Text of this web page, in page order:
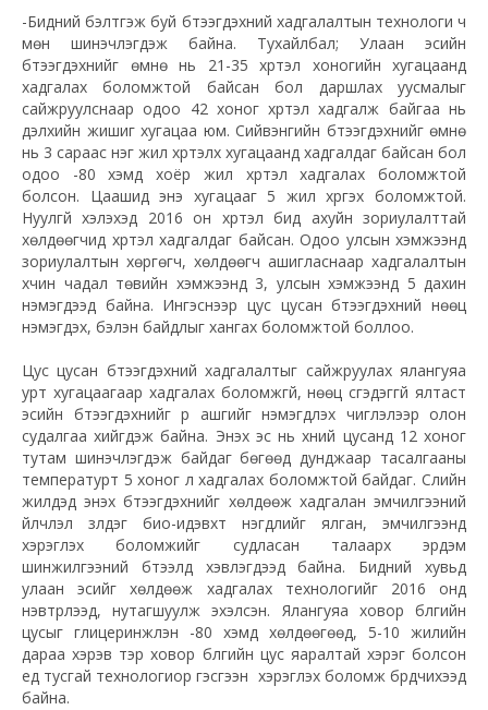
-Бидний бэлтгэж буй бүтээгдэхүүний хадгалалтын технологи ч
мөн шинэчлэгдэж байна. Тухайлбал; Улаан эсийн
бүтээгдэхүүнийг өмнө нь 21-35 хүртэл хоногийн хугацаанд
хадгалах боломжтой байсан бол даршлах уусмалыг
сайжруулснаар одоо 42 хоног хүртэл хадгалж байгаа нь
дэлхийн жишиг хугацаа юм. Сийвэнгийн бүтээгдэхүүнийг өмнө
нь 3 сараас нэг жил хүртэлх хугацаанд хадгалдаг байсан бол
одоо -80 хэмд хоёр жил хүртэл хадгалах боломжтой
болсон. Цаашид энэ хугацааг 5 жил хүргэх боломжтой.
Нуулгүй хэлэхэд 2016 он хүртэл бид ахуйн зориулалттай
хөлдөөгчид хүртэл хадгалдаг байсан. Одоо улсын хэмжээнд
зориулалтын хөргөгч, хөлдөөгч ашигласнаар хадгалалтын
хүчин чадал төвийн хэмжээнд 3, улсын хэмжээнд 5 дахин
нэмэгдээд байна. Ингэснээр цус цусан бүтээгдэхүүний нөөц
нэмэгдэх, бэлэн байдлыг хангах боломжтой боллоо.
Цус цусан бүтээгдэхүүний хадгалалтыг сайжруулах ялангуяа
урт хугацаагаар хадгалах боломжгүй, нөөц үүсгэдэггүй ялтаст
эсийн бүтээгдэхүүнийг үр ашгийг нэмэгдүүлэх чиглэлээр олон
судалгаа хийгдэж байна. Энэхүү эс нь хүний цусанд 12 хоног
тутам шинэчлэгдэж байдаг бөгөөд дунджаар тасалгааны
температурт 5 хоног л хадгалах боломжтой байдаг. Сүүлийн
жилүүдэд энэхүү бүтээгдэхүүнийг хөлдөөж хадгалан эмчилгээний
үйлчлэл үзүүлдэг био-идэвхт нэгдлийг ялган, эмчилгээнд
хэрэглэх боломжийг судласан талаарх эрдэм
шинжилгээний бүтээлүүд хэвлэгдээд байна. Бидний хувьд
улаан эсийг хөлдөөж хадгалах технологийг 2016 онд
нэвтрүүлээд, нутагшуулж эхэлсэн. Ялангуяа ховор бүлгийн
цусыг глицеринжүүлэн -80 хэмд хөлдөөгөөд, 5-10 жилийн
дараа хэрэв тэр ховор бүлгийн цус яаралтай хэрэг болсон
үед тусгай технологиор гэсгээн хэрэглэх боломж бүрдчихээд
байна.